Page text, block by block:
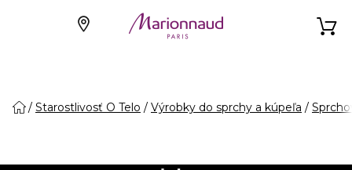
Starostlivosť O Telo Výrobky do sprchy a kúpeľa